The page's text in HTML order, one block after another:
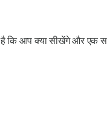
आप क्या सीखेंगे और एक